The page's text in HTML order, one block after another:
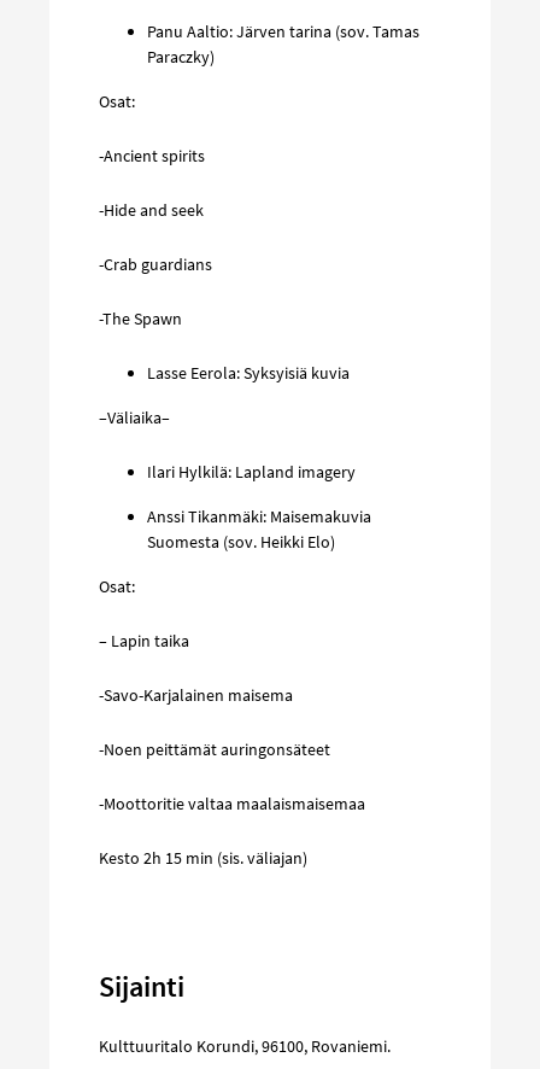
Panu Aaltio: Järven tarina (sov. Tamas
Paraczky)
Osat:
-Ancient spirits
-Hide and seek
-Crab guardians
-The Spawn
Lasse Eerola: Syksyisiä kuvia
–Väliaika–
Ilari Hylkilä: Lapland imagery
Anssi Tikanmäki: Maisemakuvia
Suomesta (sov. Heikki Elo)
Osat:
– Lapin taika
-Savo-Karjalainen maisema
-Noen peittämät auringonsäteet
-Moottoritie valtaa maalaismaisemaa
Kesto 2h 15 min (sis. väliajan)
Sijainti
Kulttuuritalo Korundi,96100, Rovaniemi.